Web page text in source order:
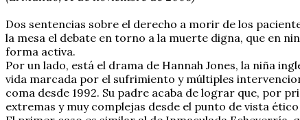
Dos sentencias sobre el derecho a morir de los
la mesa el debate en torno a la muerte digna, que en
forma activa.
Por un lado, está el drama de Hannah Jones, la niña
vida marcada por el sufrimiento y múltiples
coma desde 1992. Su padre acaba de lograr que, por
extremas y muy complejas desde el punto de vista